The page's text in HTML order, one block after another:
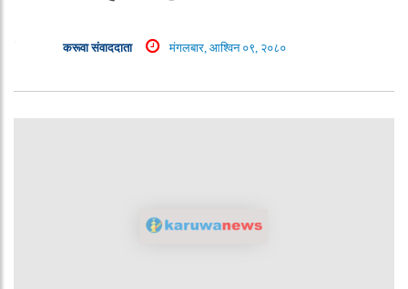
करूवा संवाददाता मंगलबार, आश्विन ०९, २०८०